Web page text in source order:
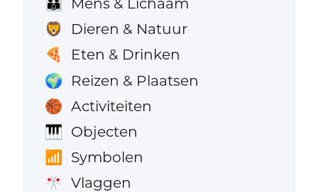
👪
🦁 Dieren & Natuur
🍕 Eten & Drinken
🌍 Reizen & Plaatsen
🏀 Activiteiten
🎹 Objecten
📶 Symbolen
🎌 Vlaggen